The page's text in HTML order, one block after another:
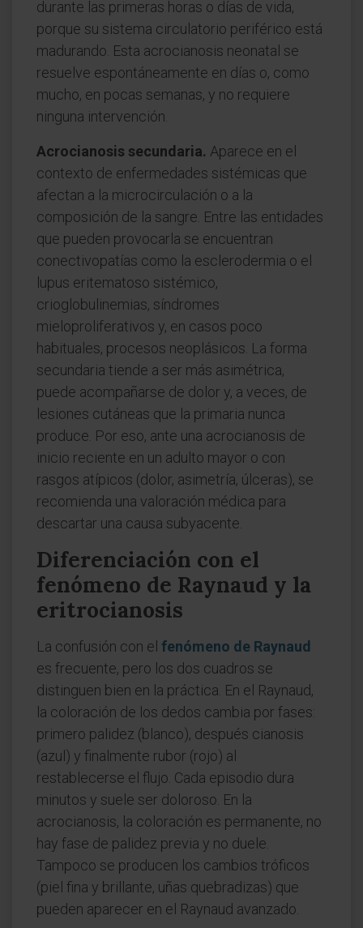
durante las primeras horas o días de vida,
porque su sistema circulatorio periférico está
madurando. Esta acrocianosis neonatal se
resuelve espontáneamente en días o, como
mucho, en pocas semanas, y no requiere
ninguna intervención.
Acrocianosis secundaria. Aparece en el
contexto de enfermedades sistémicas que
afectan a la microcirculación o a la
composición de la sangre. Entre las entidades
que pueden provocarla se encuentran
conectivopatías como la esclerodermia o el
lupus eritematoso sistémico,
crioglobulinemias, síndromes
mieloproliferativos y, en casos poco
habituales, procesos neoplásicos. La forma
secundaria tiende a ser más asimétrica,
puede acompañarse de dolor y, a veces, de
lesiones cutáneas que la primaria nunca
produce. Por eso, ante una acrocianosis de
inicio reciente en un adulto mayor o con
rasgos atípicos (dolor, asimetría, úlceras), se
recomienda una valoración médica para
descartar una causa subyacente.
Diferenciación con el
fenómeno de Raynaud y la
eritrocianosis
La confusión con el fenómeno de Raynaud
es frecuente, pero los dos cuadros se
distinguen bien en la práctica. En el Raynaud,
la coloración de los dedos cambia por fases:
primero palidez (blanco), después cianosis
(azul) y finalmente rubor (rojo) al
restablecerse el flujo. Cada episodio dura
minutos y suele ser doloroso. En la
acrocianosis, la coloración es permanente, no
hay fase de palidez previa y no duele.
Tampoco se producen los cambios tróficos
(piel fina y brillante, uñas quebradizas) que
pueden aparecer en el Raynaud avanzado.